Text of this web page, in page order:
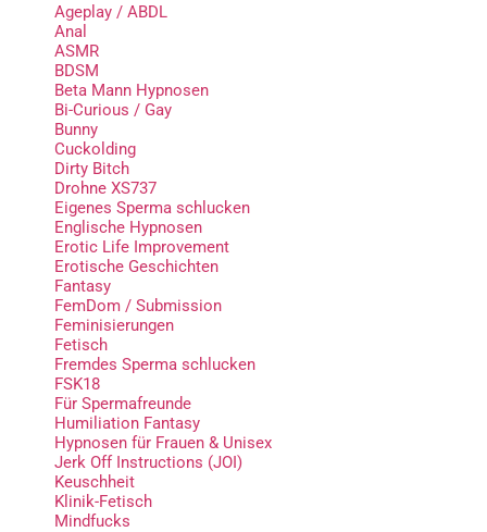
Ageplay / ABDL
Anal
ASMR
BDSM
Beta Mann Hypnosen
Bi-Curious / Gay
Bunny
Cuckolding
Dirty Bitch
Drohne XS737
Eigenes Sperma schlucken
Englische Hypnosen
Erotic Life Improvement
Erotische Geschichten
Fantasy
FemDom / Submission
Feminisierungen
Fetisch
Fremdes Sperma schlucken
FSK18
Für Spermafreunde
Humiliation Fantasy
Hypnosen für Frauen & Unisex
Jerk Off Instructions (JOI)
Keuschheit
Klinik-Fetisch
Mindfucks